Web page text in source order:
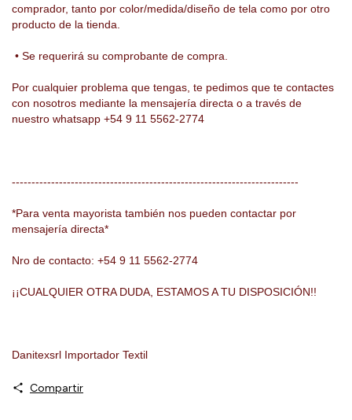
comprador, tanto por color/medida/diseño de tela como por otro
producto de la tienda.
• Se requerirá su comprobante de compra.
Por cualquier problema que tengas, te pedimos que te contactes
con nosotros mediante la mensajería directa o a través de
nuestro whatsapp +54 9 11 5562-2774
-------------------------------------------------------------------------
*Para venta mayorista también nos pueden contactar por
mensajería directa*
Nro de contacto: +54 9 11 5562-2774
¡¡CUALQUIER OTRA DUDA, ESTAMOS A TU DISPOSICIÓN!!
Danitexsrl Importador Textil
Compartir